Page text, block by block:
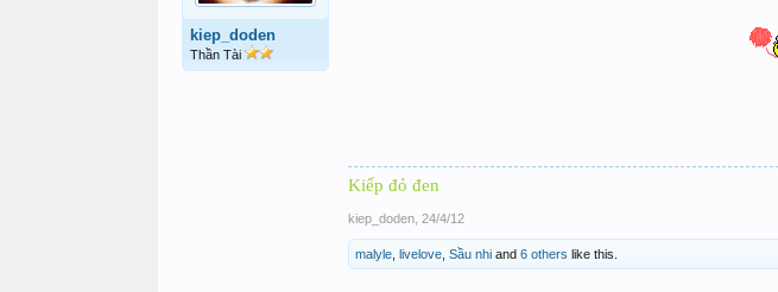
kiep_doden
Thần Tài
Kiếp đỏ đen
kiep_doden 24/4/12
malyle livelove Sầu nhi and 6 others like this.